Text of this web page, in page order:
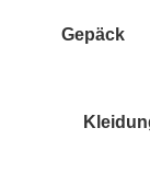
Gepäck